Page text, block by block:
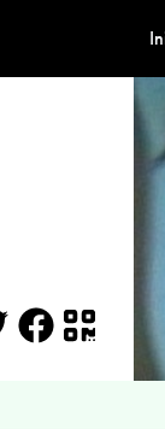
Facebook